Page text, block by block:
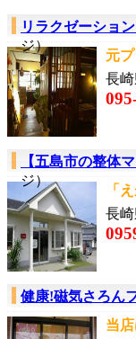
リラクゼーショ
ジ）
元
長
【五島市の整体
ジ）
「
長崎
健康!磁気さろん
当